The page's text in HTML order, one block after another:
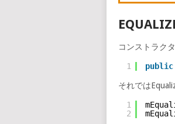
コンストラク
1 public
それでは
1
2